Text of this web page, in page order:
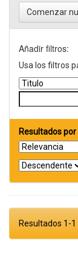
Comenzar
Añadir filtros:
Usa los filtros
Resultados
Resultados 1-1